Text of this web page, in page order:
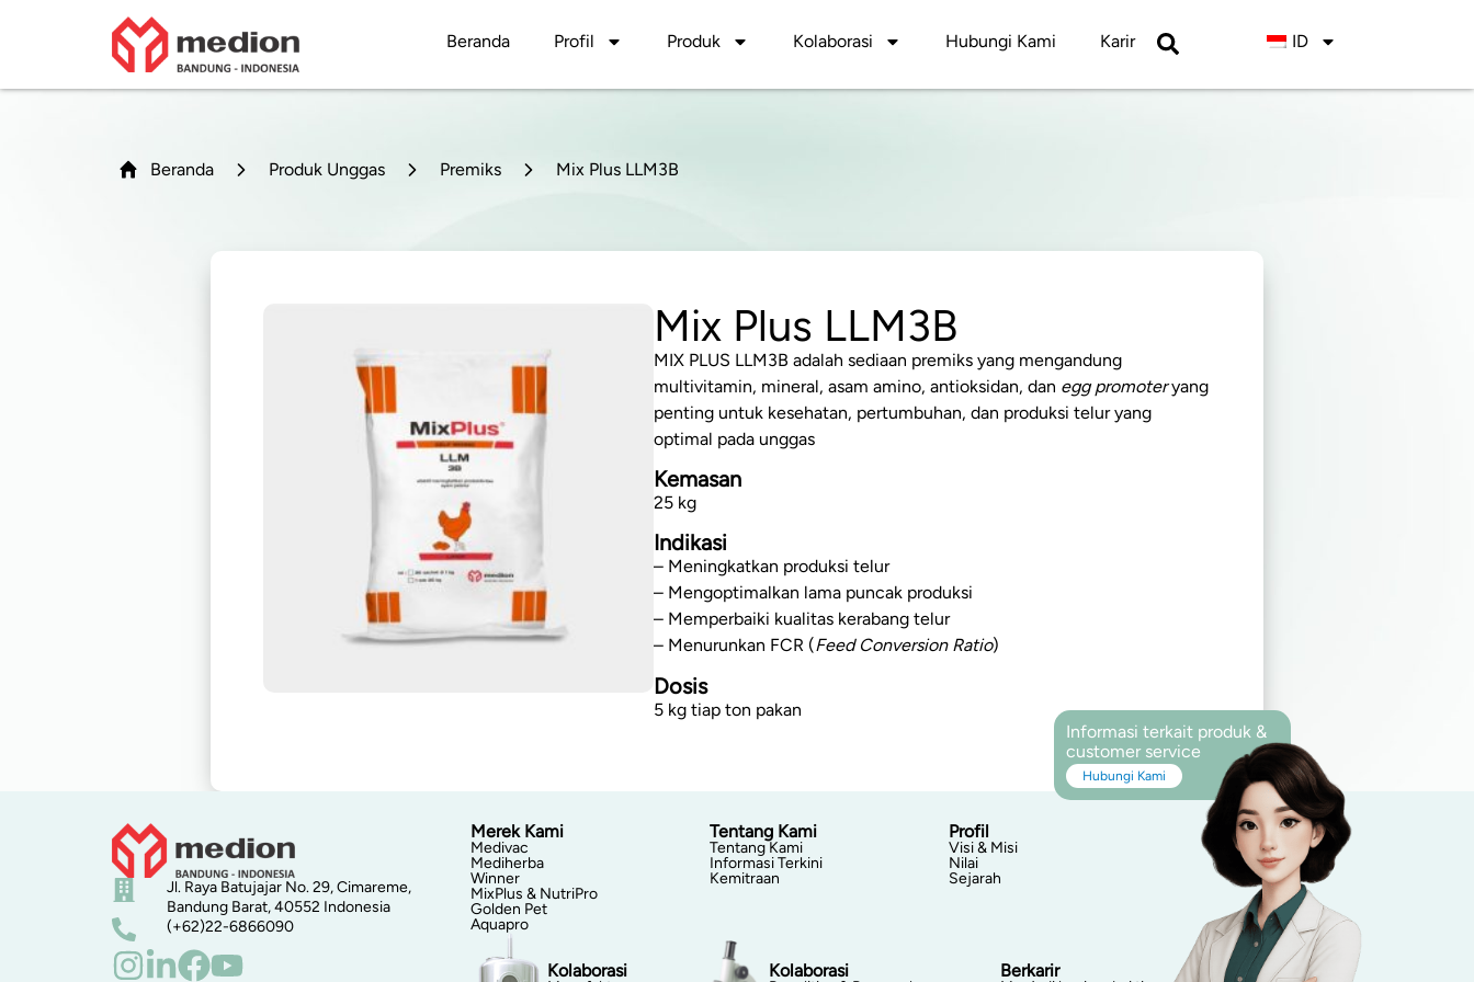
Beranda Profil Produk Kolaborasi Hubungi Kami Karir ID
Beranda Produk Unggas Premiks Mix Plus LLM3B
Mix Plus LLM3B
MIX PLUS LLM3B adalah sediaan premiks yang mengandung
multivitamin, mineral, asam amino, antioksidan, dan egg promoteryang
penting untuk kesehatan, pertumbuhan, dan produksi telur yang
optimal pada unggas
Kemasan
25 kg
Indikasi
– Meningkatkan produksi telur
– Mengoptimalkan lama puncak produksi
– Memperbaiki kualitas kerabang telur
– Menurunkan FCR (Feed Conversion Ratio)
Dosis
5 kg tiap ton pakan
Jl. Raya Batujajar No. 29, Cimareme,
Bandung Barat, 40552 Indonesia
(+62)22-6866090
Merek Kami
Medivac
Mediherba
Winner
MixPlus & NutriPro
Golden Pet
Aquapro
Tentang Kami
Tentang Kami
Informasi Terkini
Kemitraan
Profil
Visi & Misi
Nilai
Sejarah
Kolaborasi Kolaborasi Berkarir
Informasi terkait produk &
customer service
Hubungi Kami